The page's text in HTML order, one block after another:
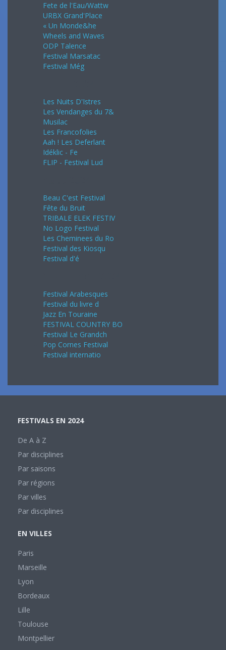
Fete de l'Eau/Wattw
URBX Grand'Place
« Un Monde&he
Wheels and Waves
ODP Talence
Festival Marsatac
Festival Még
Les Nuits D'Istres
Les Vendanges du 7&
Musilac
Les Francofolies
Aah ! Les Deferlant
Idéklic - Fe
FLIP - Festival Lud
Beau C'est Festival
Fête du Bruit
TRIBALE ELEK FESTIV
No Logo Festival
Les Cheminees du Ro
Festival des Kiosqu
Festival d'é
Festival Arabesques
Festival du livre d
Jazz En Touraine
FESTIVAL COUNTRY BO
Festival Le Grandch
Pop Cornes Festival
Festival internatio
FESTIVALS EN 2024
De A à Z
Par disciplines
Par saisons
Par régions
Par villes
Par disciplines
EN VILLES
Paris
Marseille
Lyon
Bordeaux
Lille
Toulouse
Montpellier